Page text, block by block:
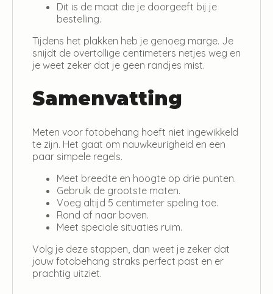
Dit is de maat die je doorgeeft bij je
bestelling.
Tijdens het plakken heb je genoeg marge. Je
snijdt de overtollige centimeters netjes weg en
je weet zeker dat je geen randjes mist.
Samenvatting
Meten voor fotobehang hoeft niet ingewikkeld
te zijn. Het gaat om nauwkeurigheid en een
paar simpele regels.
Meet breedte en hoogte op drie punten.
Gebruik de grootste maten.
Voeg altijd 5 centimeter speling toe.
Rond af naar boven.
Meet speciale situaties ruim.
Volg je deze stappen, dan weet je zeker dat
jouw fotobehang straks perfect past en er
prachtig uitziet.